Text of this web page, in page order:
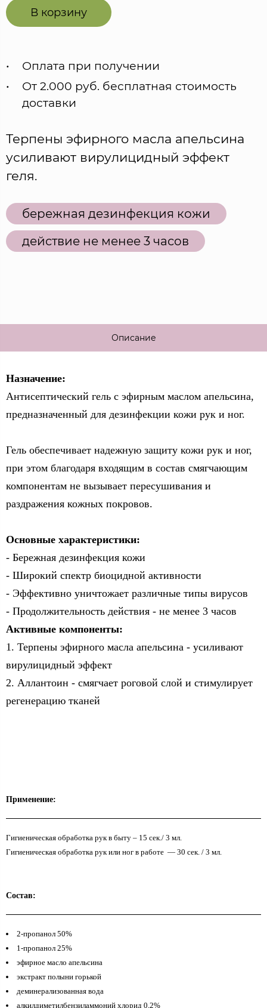
В корзину
Оплата при получении
От 2.000 руб. бесплатная стоимость
доставки
Терпены эфирного масла апельсина
усиливают вирулицидный эффект
геля.
бережная дезинфекция кожи
действие не менее 3 часов
Описание
Назначение:
Антисептический гель с эфирным маслом апельсина,
предназначенный для дезинфекции кожи рук и ног.
Гель обеспечивает надежную защиту кожи рук и ног,
при этом благодаря входящим в состав смягчающим
компонентам не вызывает пересушивания и
раздражения кожных покровов.
Основные характеристики:
- Бережная дезинфекция кожи
- Широкий спектр биоцидной активности
- Эффективно уничтожает различные типы вирусов
- Продолжительность действия - не менее 3 часов
Активные компоненты:
1. Терпены эфирного масла апельсина - усиливают
вирулицидный эффект
2. Аллантоин - смягчает роговой слой и стимулирует
регенерацию тканей
Применение:
Гигиеническая обработка рук в быту – 15 сек./ 3 мл.
Гигиеническая обработка рук или ног в работе — 30 сек. / 3 мл.
Состав:
2-пропанол 50%
1-пропанол 25%
эфирное масло апельсина
экстракт полыни горькой
деминерализованная вода
алкилдиметилбензиламмоний хлорид 0,2%